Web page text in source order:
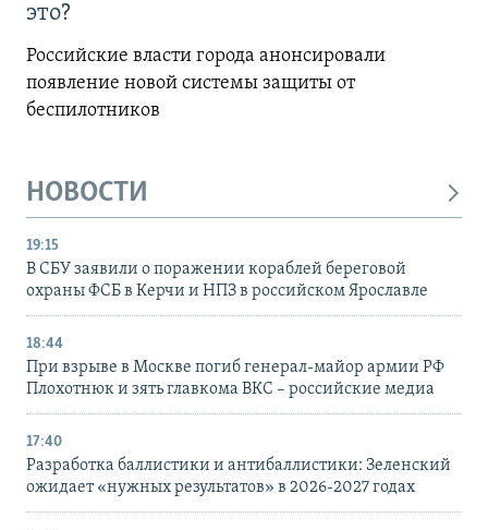
это?
Российские власти города анонсировали
появление новой системы защиты от
беспилотников
НОВОСТИ
19:15
В СБУ заявили о поражении кораблей береговой
охраны ФСБ в Керчи и НПЗ в российском Ярославле
18:44
При взрыве в Москве погиб генерал-майор армии РФ
Плохотнюк и зять главкома ВКС – российские медиа
17:40
Разработка баллистики и антибаллистики: Зеленский
ожидает «нужных результатов» в 2026-2027 годах